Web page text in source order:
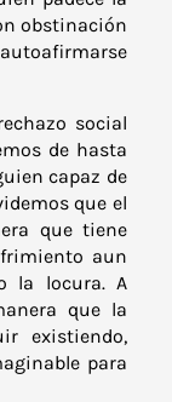
obstinación
social
de hasta
capaz de
que el
que tiene
aun
la locura. A
que la
existiendo,
para